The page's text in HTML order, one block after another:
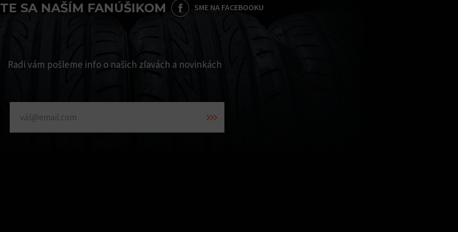
SA NAŠÍM FANÚŠIKOM SME NA FACEBOOKU
Radi vám pošleme info o našich zľavách a novinkách